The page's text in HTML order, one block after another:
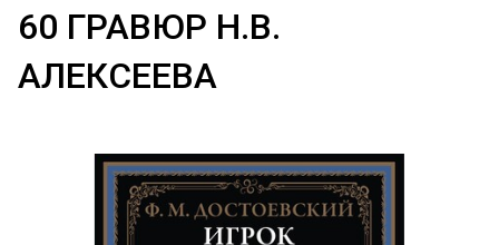
60 ГРАВЮР Н.В.
АЛЕКСЕЕВА